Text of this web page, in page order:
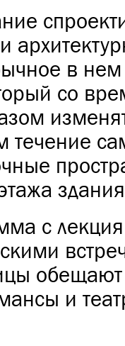
в
со
течение
с
обещают
и